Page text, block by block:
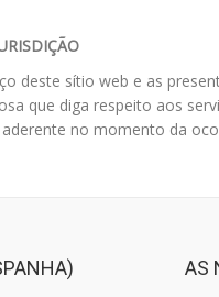
deste sítio web e as
que diga respeito aos
aderente no momento da
AS